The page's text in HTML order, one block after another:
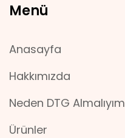
Menü
Anasayfa
Hakkımızda
Neden DTG Almalıyım
Ürünler